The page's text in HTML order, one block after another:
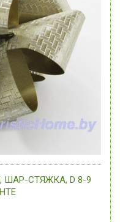
СТЯЖКА, D 8-9